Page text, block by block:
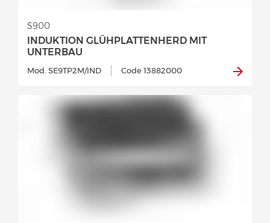
INDUKTION GLÜHPLATTENHERD MIT
UNTERBAU
S900
Mod. SE9TP2M/IND Code 13882000